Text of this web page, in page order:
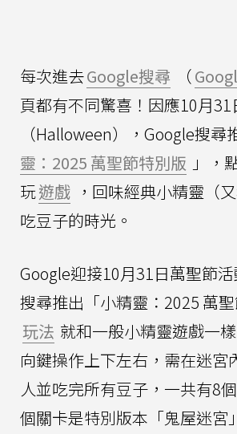
每次進去Google搜尋 （
頁都有不同驚喜！因應10月31
（Halloween），Google搜尋
靈：2025 萬聖節特別版 」，
玩遊戲 ，回味經典小精靈（
吃豆子的時光。
Google迎接10月31日萬聖節
搜尋推出「小精靈：2025 萬聖
玩法 就和一般小精靈遊戲一
向鍵操作上下左右，需在迷宮
人並吃完所有豆子，一共有8
個關卡是特別版本「鬼屋迷宮